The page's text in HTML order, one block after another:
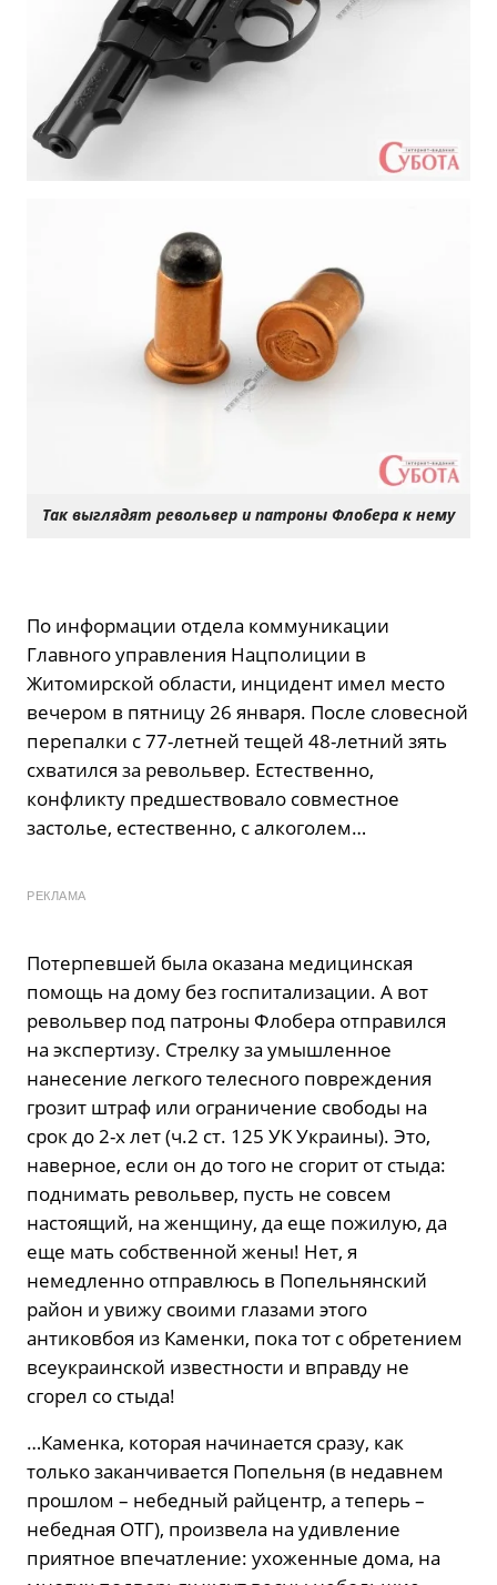
Так выглядят револьвер и патроны Флобера к нему
По информации отдела коммуникации
Главного управления Нацполиции в
Житомирской области, инцидент имел место
вечером в пятницу 26 января. После словесной
перепалки с 77-летней тещей 48-летний зять
схватился за револьвер. Естественно,
конфликту предшествовало совместное
застолье, естественно, с алкоголем…
РЕКЛАМА
Потерпевшей была оказана медицинская
помощь на дому без госпитализации. А вот
револьвер под патроны Флобера отправился
на экспертизу. Стрелку за умышленное
нанесение легкого телесного повреждения
грозит штраф или ограничение свободы на
срок до 2-х лет (ч.2 ст. 125 УК Украины). Это,
наверное, если он до того не сгорит от стыда:
поднимать револьвер, пусть не совсем
настоящий, на женщину, да еще пожилую, да
еще мать собственной жены! Нет, я
немедленно отправлюсь в Попельнянский
район и увижу своими глазами этого
антиковбоя из Каменки, пока тот с обретением
всеукраинской известности и вправду не
сгорел со стыда!
…Каменка, которая начинается сразу, как
только заканчивается Попельня (в недавнем
прошлом – небедный райцентр, а теперь –
небедная ОТГ), произвела на удивление
приятное впечатление: ухоженные дома, на